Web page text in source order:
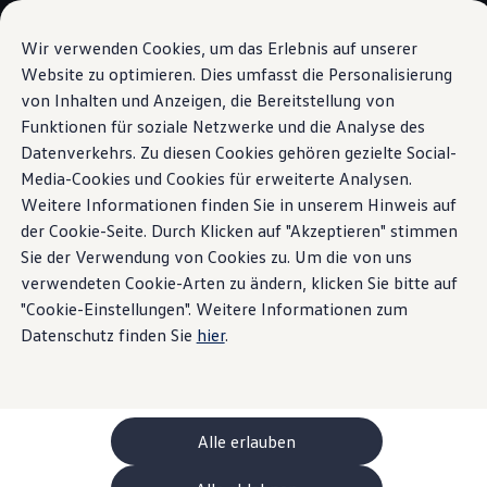
Wir verwenden Cookies, um das Erlebnis auf unserer
Website zu optimieren. Dies umfasst die Personalisierung
von Inhalten und Anzeigen, die Bereitstellung von
Funktionen für soziale Netzwerke und die Analyse des
Datenverkehrs. Zu diesen Cookies gehören gezielte Social-
Media-Cookies und Cookies für erweiterte Analysen.
Weitere Informationen finden Sie in unserem Hinweis auf
der Cookie-Seite. Durch Klicken auf "Akzeptieren" stimmen
Sie der Verwendung von Cookies zu. Um die von uns
verwendeten Cookie-Arten zu ändern, klicken Sie bitte auf
"Cookie-Einstellungen". Weitere Informationen zum
Datenschutz finden Sie hier.
Alle erlauben
Passer
au
contenu
principal
Sauter
au
pied
de
page
Votre configuration
Modèles spéciaux UNITED
Conseil et achat
Offres actuelles
Clients professionnels et gestion de flotte
Véhicules en stock
Occasions
Financement
Calculateur de leasing
Électromobilité
Coûts et financement
Recharge et autonomie
Recharger à domicile
Recharger en déplacement
Simulateur de temps de recharge
Simulateur d’autonomie
ChargeOn
Technologie et batterie
Habitacle
Une multitude de
possibilités.Beaucoup
de liberté.